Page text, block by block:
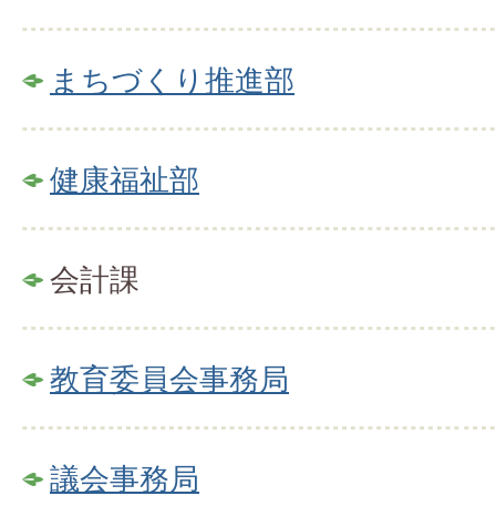
まちづくり推進部
健康福祉部
会計課
教育委員会事務局
議会事務局